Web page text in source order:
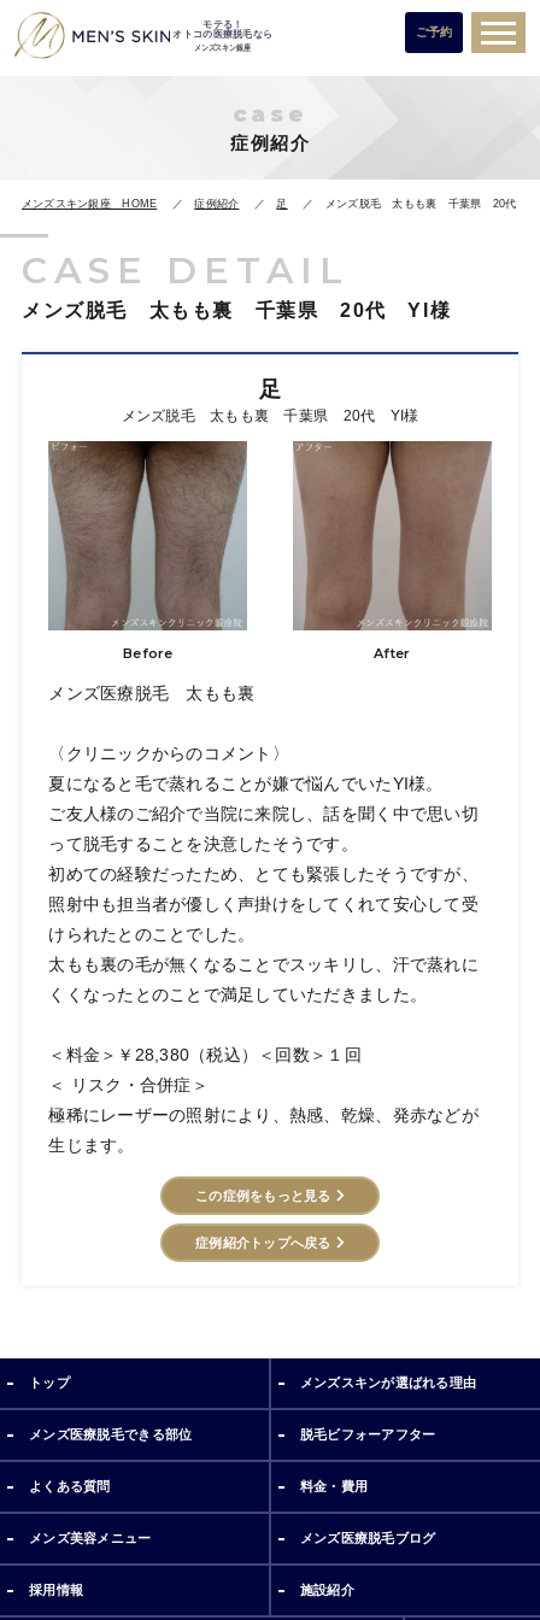
モテる！
オトコの医療脱毛なら
メンズスキン銀座
ご予約
case
症例紹介
メンズスキン銀座 HOME 症例紹介 足 メンズ脱毛 太もも裏 千葉県 20代 YI
CASE DETAIL
メンズ脱毛 太もも裏 千葉県 20代 YI様
足
メンズ脱毛 太もも裏 千葉県 20代 YI様
Before After
メンズ医療脱毛 太もも裏
〈クリニックからのコメント〉
夏になると毛で蒸れることが嫌で悩んでいたYI様。
ご友人様のご紹介で当院に来院し、話を聞く中で思い切
って脱毛することを決意したそうです。
初めての経験だったため、とても緊張したそうですが、
照射中も担当者が優しく声掛けをしてくれて安心して受
けられたとのことでした。
太もも裏の毛が無くなることでスッキリし、汗で蒸れに
くくなったとのことで満足していただきました。
＜料金＞￥28,380（税込）＜回数＞１回
＜ リスク・合併症＞
極稀にレーザーの照射により、熱感、乾燥、発赤などが
生じます。
この症例をもっと見る
症例紹介トップへ戻る
トップ メンズスキンが選ばれる理由
メンズ医療脱毛できる部位 脱毛ビフォーアフター
よくある質問 料金・費用
メンズ美容メニュー メンズ医療脱毛ブログ
採用情報 施設紹介